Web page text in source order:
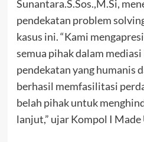
Sunantara.S.Sos.,M.Si,
pendekatan problem
kasus ini. “Kami
semua pihak dalam
pendekatan yang humanis
berhasil memfasilitasi
belah pihak untuk
lanjut,” ujar Kompol I Made